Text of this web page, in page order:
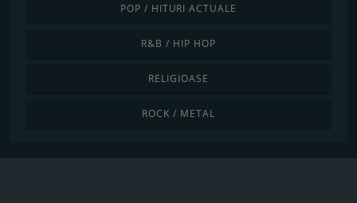
POP / HITURI ACTUALE
R&B / HIP HOP
RELIGIOASE
ROCK / METAL